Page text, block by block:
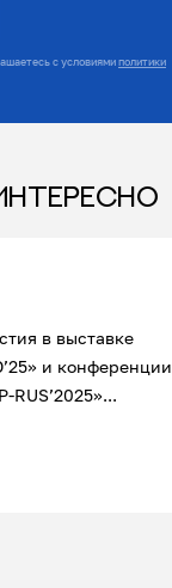
с условиямиполитики
в выставке
и конференции